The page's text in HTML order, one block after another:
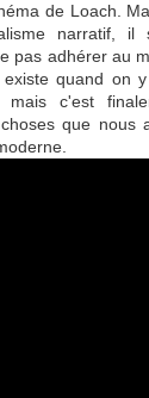
de Loach .
narratif, il
pas adhérer au
quand on
mais c'est
que nous